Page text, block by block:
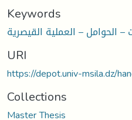
Keywords
الحوامل – العملية القيصرية
URI
https://depot.univ-msila.dz/
Collections
Master Thesis